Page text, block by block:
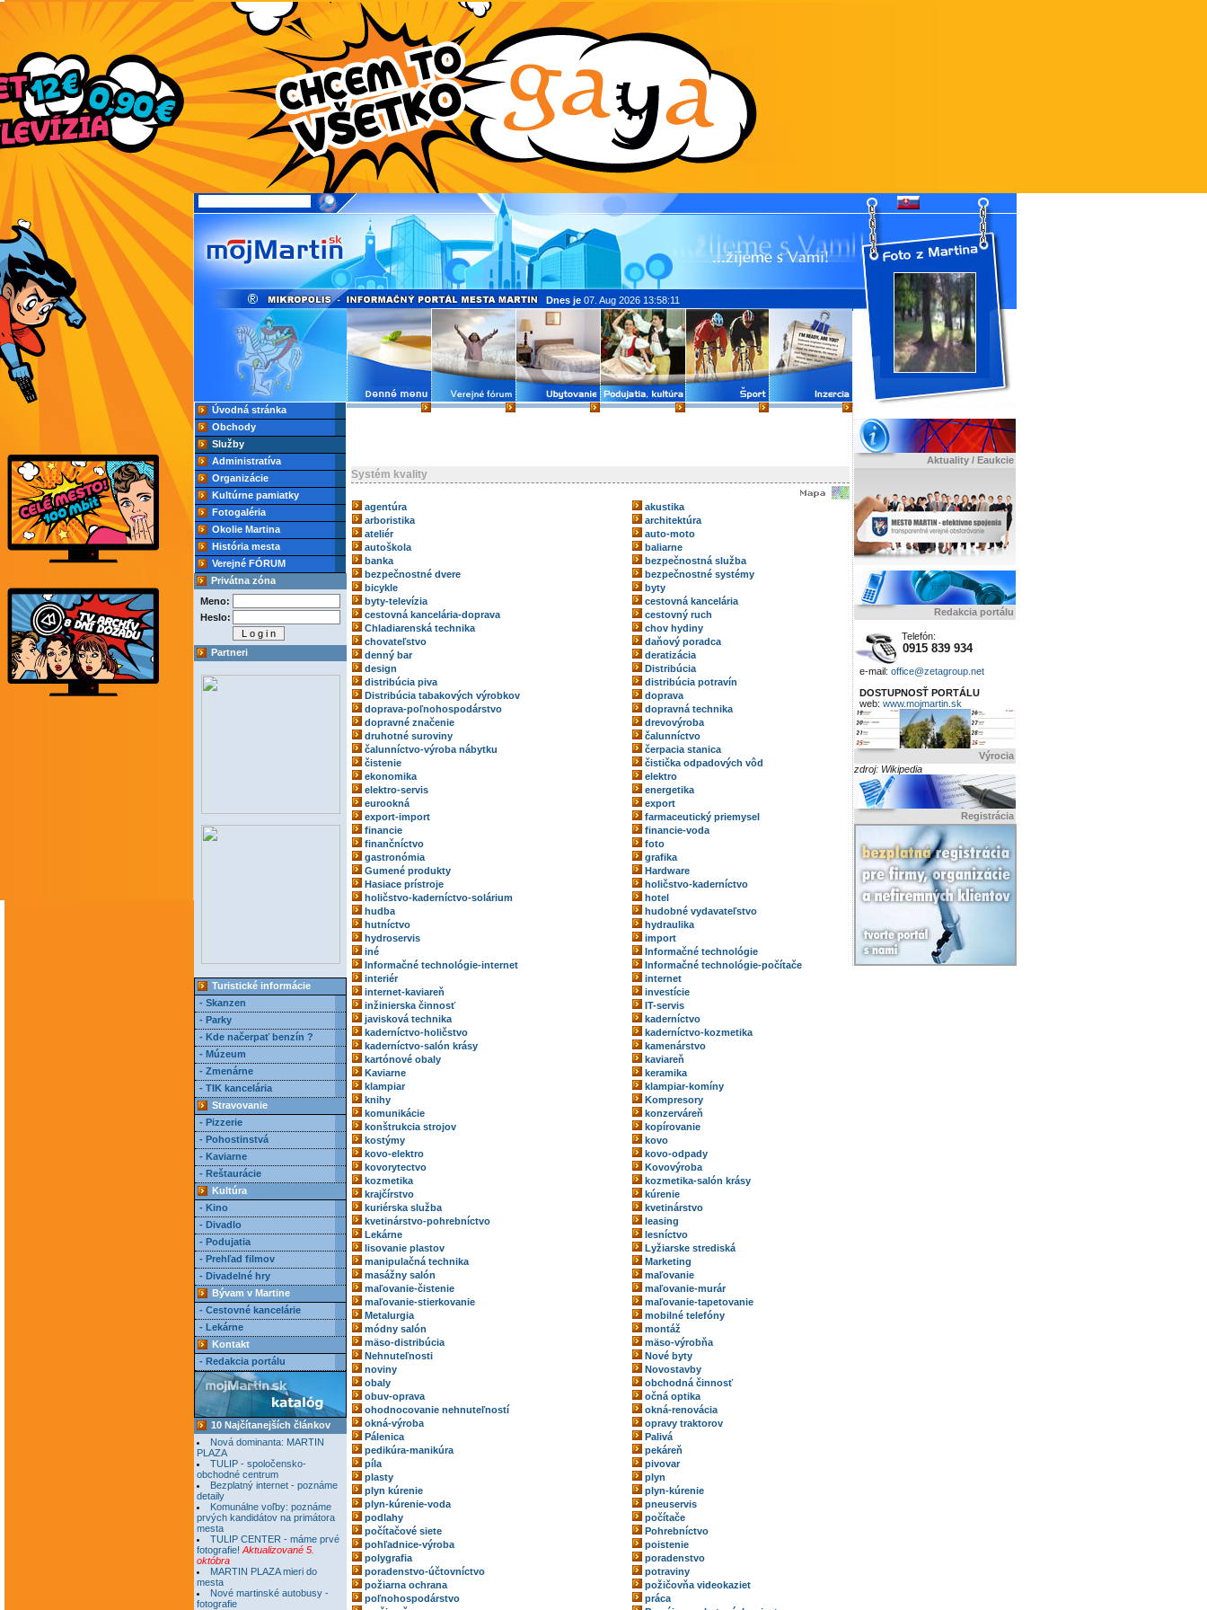
Úvodná stránka
Obchody
Služby
Administratíva
Organizácie
Kultúrne pamiatky
Fotogaléria
Okolie Martina
História mesta
Verejné FÓRUM
Privátna zóna
Meno:
Heslo:
Partneri
Turistické informácie
- Skanzen
- Parky
- Kde načerpať benzín ?
- Múzeum
- Zmenárne
- TIK kancelária
Stravovanie
- Pizzerie
- Pohostinstvá
- Kaviarne
- Reštaurácie
Kultúra
- Kino
- Divadlo
- Podujatia
- Prehľad filmov
- Divadelné hry
Bývam v Martine
- Cestovné kancelárie
- Lekárne
Kontakt
- Redakcia portálu
10 Najčítanejších článkov
Nová dominanta: MARTIN
PLAZA
TULIP - spoločensko-
obchodné centrum
Bezplatný internet - poznáme
detaily
Komunálne voľby: poznáme
prvých kandidátov na primátora
mesta
TULIP CENTER - máme prvé
fotografie! Aktualizované 5.
októbra
MARTIN PLAZA mieri do
mesta
Nové martinské autobusy -
fotografie
Aktuality / Eaukcie
Redakcia portálu
Telefón:
0915 839 934
e-mail: office@zetagroup.net
DOSTUPNOSŤ PORTÁLU
web: www.mojmartin.sk
Výrocia
zdroj: Wikipedia
Registrácia
Dnes je 07. Aug 2026 13:58:11
Systém kvality
agentúra
akustika
arboristika
architektúra
ateliér
auto-moto
autoškola
baliarne
banka
bezpečnostná služba
bezpečnostné dvere
bezpečnostné systémy
bicykle
byty
byty-televízia
cestovná kancelária
cestovná kancelária-doprava
cestovný ruch
Chladiarenská technika
chov hydiny
chovateľstvo
daňový poradca
denný bar
deratizácia
design
Distribúcia
distribúcia piva
distribúcia potravín
Distribúcia tabakových výrobkov
doprava
doprava-poľnohospodárstvo
dopravná technika
dopravné značenie
drevovýroba
druhotné suroviny
čalunníctvo
čalunníctvo-výroba nábytku
čerpacia stanica
čistenie
čistička odpadových vôd
ekonomika
elektro
elektro-servis
energetika
eurookná
export
export-import
farmaceutický priemysel
financie
financie-voda
finančníctvo
foto
gastronómia
grafika
Gumené produkty
Hardware
Hasiace prístroje
holičstvo-kaderníctvo
holičstvo-kaderníctvo-solárium
hotel
hudba
hudobné vydavateľstvo
hutníctvo
hydraulika
hydroservis
import
iné
Informačné technológie
Informačné technológie-internet
Informačné technológie-počítače
interiér
internet
internet-kaviareň
investície
inžinierska činnosť
IT-servis
javisková technika
kaderníctvo
kaderníctvo-holičstvo
kaderníctvo-kozmetika
kaderníctvo-salón krásy
kamenárstvo
kartónové obaly
kaviareň
Kaviarne
keramika
klampiar
klampiar-komíny
knihy
Kompresory
komunikácie
konzerváreň
konštrukcia strojov
kopírovanie
kostýmy
kovo
kovo-elektro
kovo-odpady
kovorytectvo
Kovovýroba
kozmetika
kozmetika-salón krásy
krajčírstvo
kúrenie
kuriérska služba
kvetinárstvo
kvetinárstvo-pohrebníctvo
leasing
Lekárne
lesníctvo
lisovanie plastov
Lyžiarske strediská
manipulačná technika
Marketing
masážny salón
maľovanie
maľovanie-čistenie
maľovanie-murár
maľovanie-stierkovanie
maľovanie-tapetovanie
Metalurgia
mobilné telefóny
módny salón
montáž
mäso-distribúcia
mäso-výrobňa
Nehnuteľnosti
Nové byty
noviny
Novostavby
obaly
obchodná činnosť
obuv-oprava
očná optika
ohodnocovanie nehnuteľností
okná-renovácia
okná-výroba
opravy traktorov
Pálenica
Palivá
pedikúra-manikúra
pekáreň
píla
pivovar
plasty
plyn
plyn kúrenie
plyn-kúrenie
plyn-kúrenie-voda
pneuservis
podlahy
počítače
počítačové siete
Pohrebníctvo
pohľadnice-výroba
poistenie
polygrafia
poradenstvo
poradenstvo-účtovníctvo
potraviny
požiarna ochrana
požičovňa videokaziet
poľnohospodárstvo
práca